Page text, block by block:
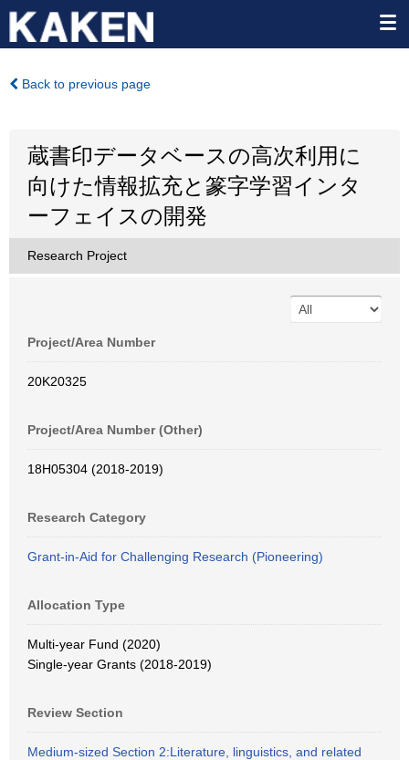
Back to previous page
蔵書印データベースの高次利用に
向けた情報拡充と篆字学習インタ
ーフェイスの開発
Research Project
Project/Area Number
20K20325
Project/Area Number (Other)
18H05304 (2018-2019)
Research Category
Grant-in-Aid for Challenging Research (Pioneering)
Allocation Type
Multi-year Fund (2020)
Single-year Grants (2018-2019)
Review Section
Medium-sized Section 2:Literature, linguistics, and related